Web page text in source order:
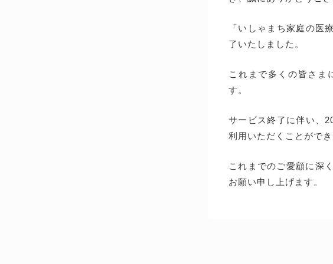
「いしゃまち家庭の医
了いたしました。
これまで多くの皆さま
す。
サービス終了に伴い、
利用いただくことがで
これまでのご愛顧に深
お願い申し上げます。